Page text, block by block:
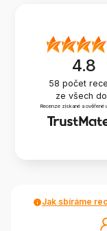
4.8
58 počet
ze všech
Recenze získané a ověřené
Jak sbíráme